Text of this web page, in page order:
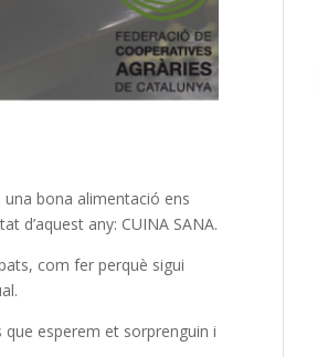
bona alimentació ens
d’aquest any: CUINA SANA.
com fer perquè sigui
esperem et sorprenguin i